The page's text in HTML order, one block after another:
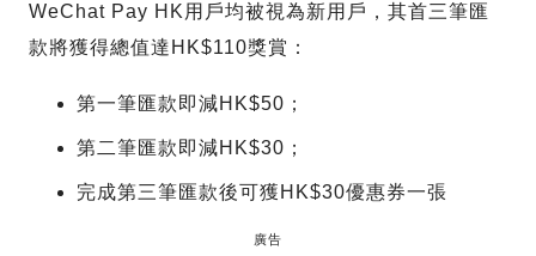
WeChat Pay HK用戶均被視為新用戶，其首三筆匯
款將獲得總值達HK$110獎賞：
第一筆匯款即減HK$50；
第二筆匯款即減HK$30；
完成第三筆匯款後可獲HK$30優惠券一張
廣告